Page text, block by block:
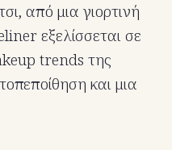
από μια γιορτινή
εξελίσσεται σε
trends της
και μια